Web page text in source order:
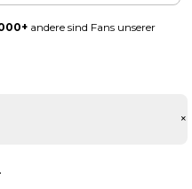
andere sind Fans unserer
+